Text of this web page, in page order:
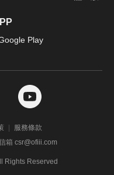
服務條款
箱 csr@ofiii.com
Rights Reserved